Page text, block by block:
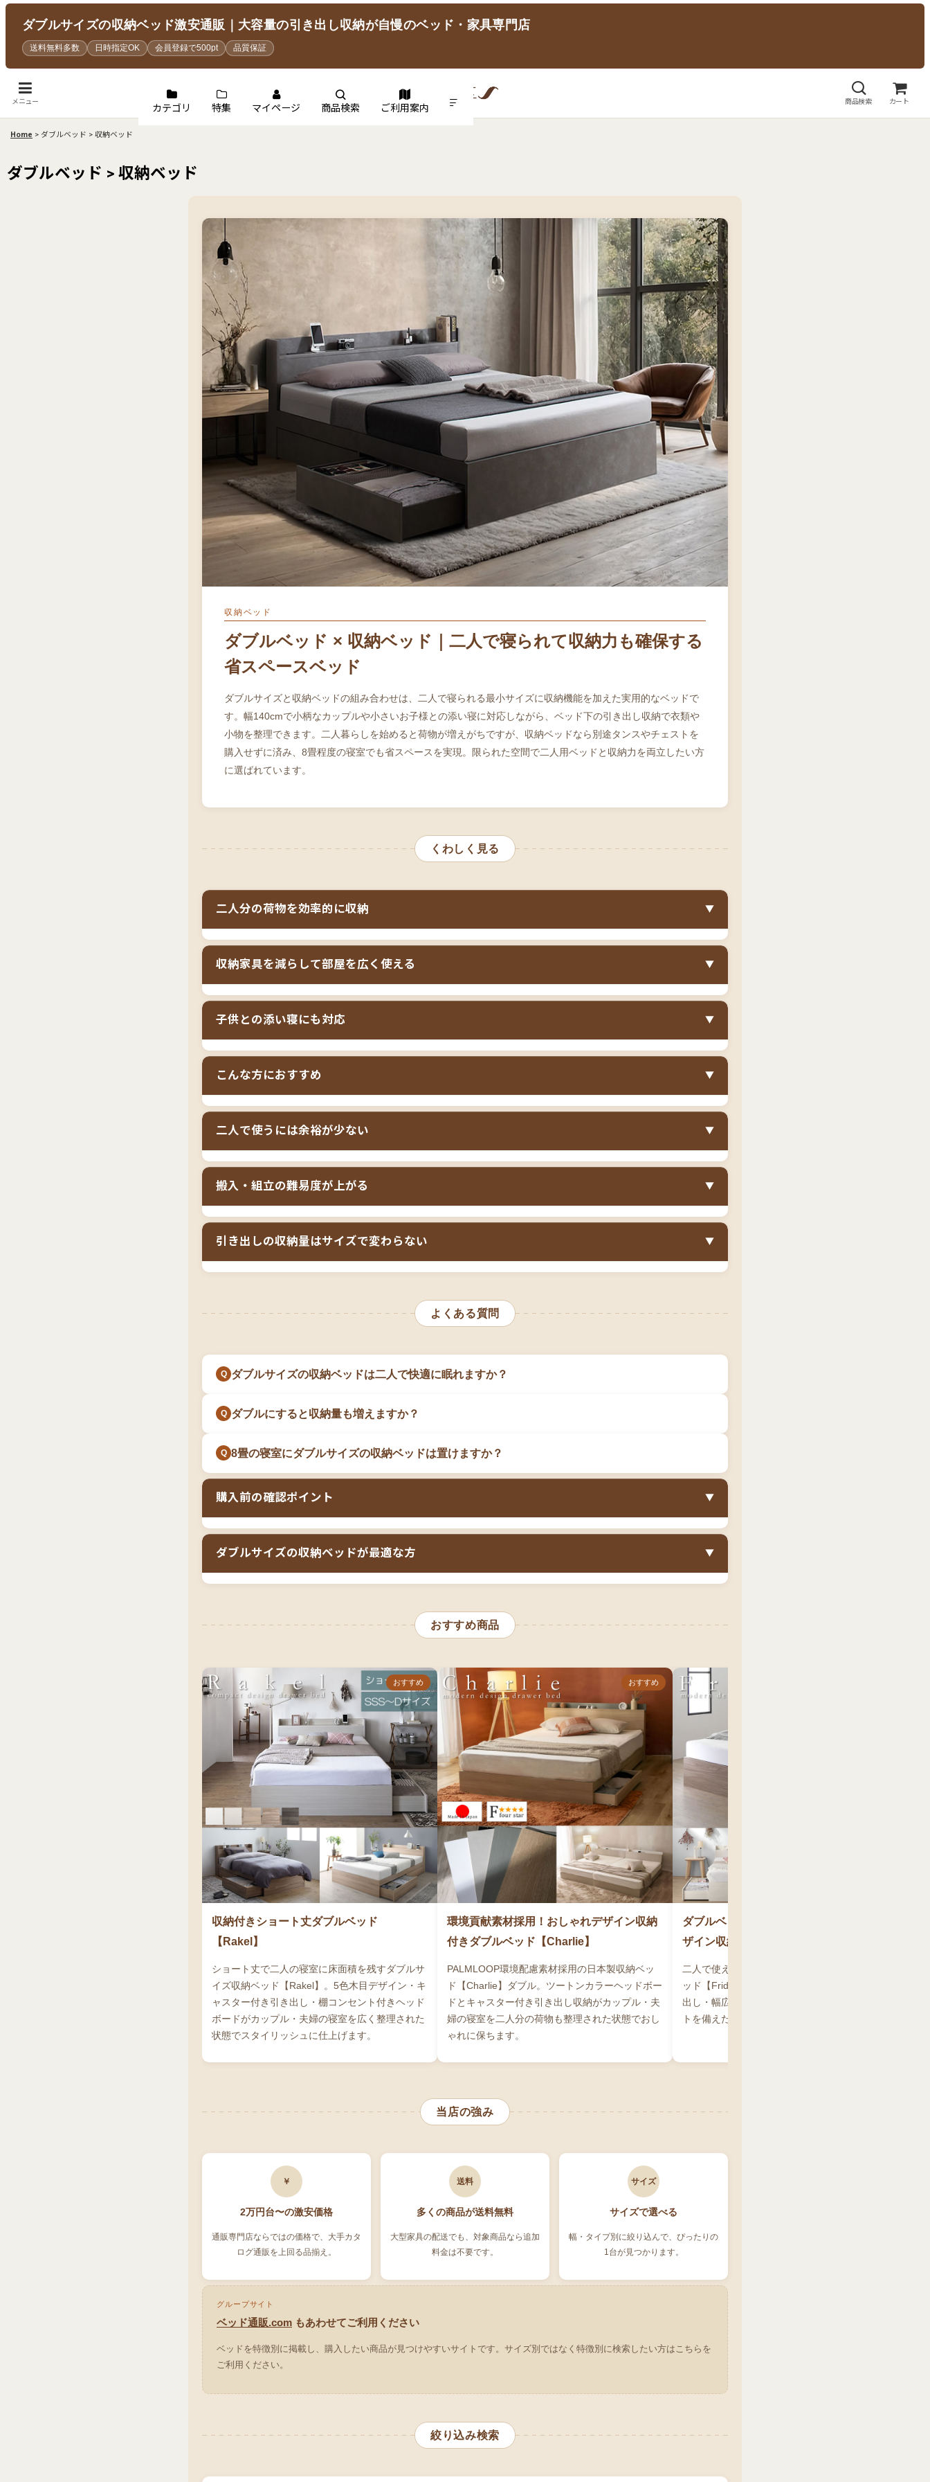
ダブルサイズの収納ベッド激安通販｜大容量の引き出し収納が自慢のベッド・家具専門店
送料無料多数 日時指定OK 会員登録で500pt 品質保証
メニュー 商品検索 カート
カテゴリ 特集 マイページ 商品検索 ご利用案内
Home > ダブルベッド > 収納ベッド
ダブルベッド > 収納ベッド
収納ベッド
ダブルベッド × 収納ベッド｜二人で寝られて収納力も確保する
省スペースベッド
ダブルサイズと収納ベッドの組み合わせは、二人で寝られる最小サイズに収納機能を加えた実用的なベッドで
す。幅140cmで小柄なカップルや小さいお子様との添い寝に対応しながら、ベッド下の引き出し収納で衣類や
小物を整理できます。二人暮らしを始めると荷物が増えがちですが、収納ベッドなら別途タンスやチェストを
購入せずに済み、8畳程度の寝室でも省スペースを実現。限られた空間で二人用ベッドと収納力を両立したい方
に選ばれています。
くわしく見る
二人分の荷物を効率的に収納 ▼
二人暮らしを始めると、衣類や小物が増えて収納スペースが不足しがちです。ダブルサイズの収納ベ
ッドなら、ベッド下の引き出しに二人分の衣類やリネン類を収納でき、寝室内で収納を完結
収納家具を減らして部屋を広く使える ▼
ダブルサイズは二人用ベッドとして幅140cmありますが、収納機能があることでタンスやチェストが
不要になり、結果的に8畳程度の寝室でも省スペースを実現
できます。二人暮らしで「ダブルベッド
子供との添い寝にも対応 ▼
ダブルサイズは、大人一人と小さいお子様が一緒に寝るのに適したサイズで、収納ベッドならお子様
の衣類やおもちゃも一緒に収納できます。夜泣き対応で添い寝が必要な時期は、ベッド下に赤ちゃん
こんな方におすすめ ▼
ダブルサイズの収納ベッドは以下のような方に特におすすめです。
方
小さいお子様と添い寝をしながら収納も欲しい
方
クローゼットが小さく、寝室での収納が必要な
同棲や新婚生活をスタートする方で、二人用ベッドと収納力を両立したい方
た、お子様が小さいうちは親子で寝て、成長したら夫婦二人で使うという長期的な使い方もできま
ます。
二人で使うには余裕が少ない ▼
ダブルサイズは二人で寝られますが、一人あたりの有効幅は約70cmで、シングルベッド（幅
100cm）を一人で使うより狭くなります
搬入・組立の難易度が上がる ▼
ダブルサイズの収納ベッドは、シングルやセミダブルと比べて梱包サイズが大きく、重量もあるため
搬入と組立の難易度が上がります。狭い廊下や階段では搬入が困難な場合があり、組立も二人作業が
引き出しの収納量はサイズで変わらない ▼
。ただし、引き出しの反対側にある長物収納スペースは、ダブルサイズの
方が広く使えます。引き出し収納を最優先するなら、チェストベッドやガス圧式収納ベッドの方が適
よくある質問
ダブルサイズの収納ベッドは二人で快適に眠れますか？
ダブルにすると収納量も増えますか？
8畳の寝室にダブルサイズの収納ベッドは置けますか？
購入前の確認ポイント ▼
討）
搬入経路の確認（ダブルは梱包が大きめ） 組立式かBOX構造か（二人作業推奨）
ダブルサイズの収納ベッドが最適な方 ▼
ペースがない」「限られた寝室を最大限活用したい」「予算を抑えて二人用ベッド+収納を揃えた
をしたい方には実用的な選択です。ダブルサイズは二人で寝られる最小サイズですが、収納機能を加
えることでタンスやチェストが不要になり、限られた空間を有効活用できます。引き出し部分の収納
量はサイズに関わらず共通ですが、引き出しの反対側の長物収納スペースはダブルサイズの方が広く
使えるため、二人分の荷物や大きめの季節用品も収納できます。ただし、体格が大きい方やゆったり
眠りたい方は、クイーン収納ベッドも検討してください。通販での購入なら、店舗より安く高品質な
ダブルサイズの収納ベッドを手に入れることができます。
おすすめ商品
おすすめ
収納付きショート丈ダブルベッド
【Rakel】
ショート丈で二人の寝室に床面積を残すダブルサ
イズ収納ベッド【Rakel】。5色木目デザイン・キ
ャスター付き引き出し・棚コンセント付きヘッド
ボードがカップル・夫婦の寝室を広く整理された
状態でスタイリッシュに仕上げます。
おすすめ
環境貢献素材採用！おしゃれデザイン収納
付きダブルベッド【Charlie】
PALMLOOP環境配慮素材採用の日本製収納ベッ
ド【Charlie】ダブル。ツートンカラーヘッドボー
ドとキャスター付き引き出し収納がカップル・夫
婦の寝室を二人分の荷物も整理された状態でおし
ゃれに保ちます。
ダブルベッド｜美しい木目が特徴の定番デ
ザイン収納ベッド【Frida】
二人で使えるダブルサイズの定番デザイン収納ベ
ッド【Frida】。14色展開・キャスター付き引き
出し・幅広すのこ床板・シンプル棚2口コンセン
トを備えたインテリア重視の収納ベッドです。
当店の強み
￥
2万円台〜の激安価格
通販専門店ならではの価格で、大手カタ
ログ通販を上回る品揃え。
送料
多くの商品が送料無料
大型家具の配送でも、対象商品なら追加
料金は不要です。
サイズ
サイズで選べる
幅・タイプ別に絞り込んで、ぴったりの
1台が見つかります。
グループサイト
ベッド通販.com もあわせてご利用ください
ベッドを特徴別に掲載し、購入したい商品が見つけやすいサイトです。サイズ別ではなく特徴別に検索したい方はこちらを
ご利用ください。
絞り込み検索